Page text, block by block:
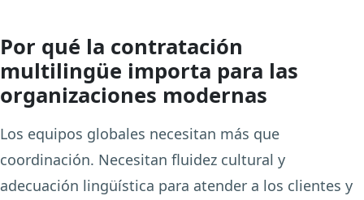
Por qué la contratación
multilingüe importa para las
organizaciones modernas
Los equipos globales necesitan más que
coordinación. Necesitan fluidez cultural y
adecuación lingüística para atender a los clientes y